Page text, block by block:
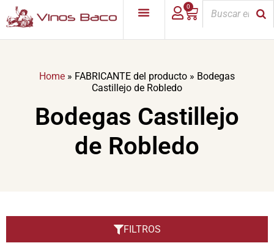
0
Home » FABRICANTE del producto » Bodegas
Castillejo de Robledo
Bodegas Castillejo
de Robledo
FILTROS